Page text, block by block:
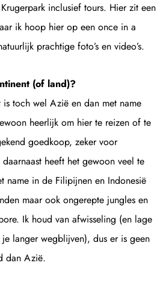
inclusief tours. Hier zit een
ik hoop hier op een once in a
prachtige foto’s en video’s.
(of land)?
toch wel Azië en dan met name
heerlijk om hier te reizen of te
goedkoop, zeker voor
heeft het gewoon veel te
name in de Filipijnen en Indonesië
maar ook ongerepte jungles en
Ik houd van afwisseling (en lage
langer wegblijven), dus er is geen
dan Azië.